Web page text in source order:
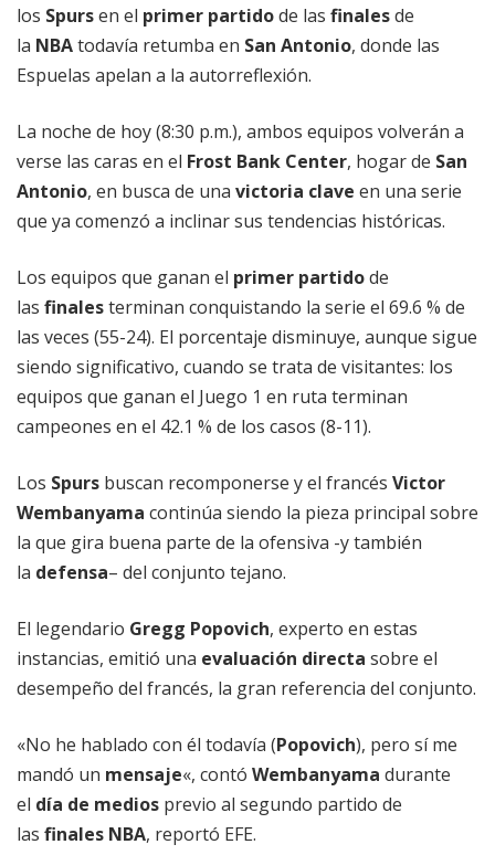
los Spursen el primer partidode las finalesde
la NBAtodavía retumba en San Antonio, donde las
Espuelas apelan a la autorreflexión.
La noche de hoy (8:30 p.m.), ambos equipos volverán a
verse las caras en el Frost Bank Center, hogar de San
Antonio, en busca de una victoria clave en una serie
que ya comenzó a inclinar sus tendencias históricas.
Los equipos que ganan el primer partidode
las finalesterminan conquistando la serie el 69.6 % de
las veces (55-24). El porcentaje disminuye, aunque sigue
siendo significativo, cuando se trata de visitantes: los
equipos que ganan el Juego 1 en ruta terminan
campeones en el 42.1 % de los casos (8-11).
Los Spurs buscan recomponerse y el francés Victor
Wembanyama continúa siendo la pieza principal sobre
la que gira buena parte de la ofensiva -y también
la defensa– del conjunto tejano.
El legendario Gregg Popovich, experto en estas
instancias, emitió una evaluación directa sobre el
desempeño del francés, la gran referencia del conjunto.
«No he hablado con él todavía (Popovich), pero sí me
mandó un mensaje«, contó Wembanyama durante
el día de medios previo al segundo partido de
las finales NBA, reportó EFE.